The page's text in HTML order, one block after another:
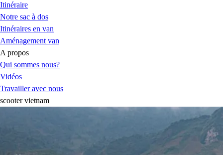
Itinéraire
Notre sac à dos
Itinéraires en van
Aménagement van
A propos
Qui sommes nous?
Vidéos
Travailler avec nous
scooter vietnam